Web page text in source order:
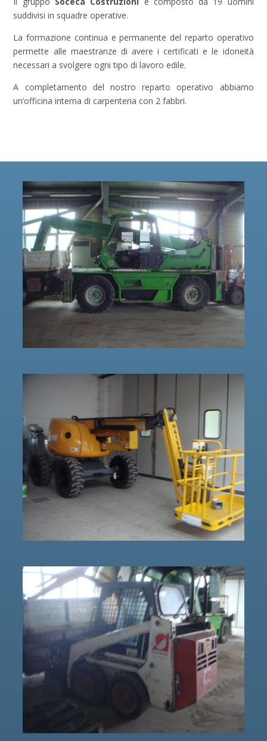
suddivisi in squadre operative.
La formazione continua e permanente del reparto operativo
permette alle maestranze di avere i certificati e le idoneità
necessari a svolgere ogni tipo di lavoro edile.
A completamento del nostro reparto operativo abbiamo
un’officina interna di carpenteria con 2 fabbri.